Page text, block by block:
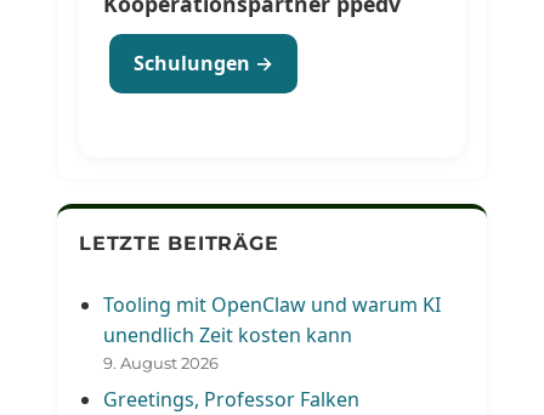
Schulungen →
LETZTE BEITRÄGE
Tooling mit OpenClaw und warum KI
unendlich Zeit kosten kann
9. August 2026
Greetings, Professor Falken